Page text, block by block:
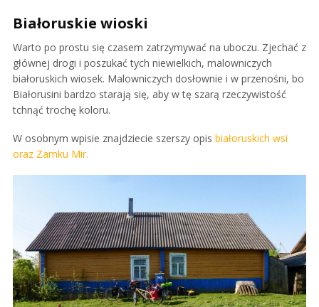
Białoruskie wioski
Warto po prostu się czasem zatrzymywać na uboczu. Zjechać z
głównej drogi i poszukać tych niewielkich, malowniczych
białoruskich wiosek. Malowniczych dosłownie i w przenośni, bo
Białorusini bardzo starają się, aby w tę szarą rzeczywistość
tchnąć trochę koloru.
W osobnym wpisie znajdziecie szerszy opis białoruskich wsi
oraz Zamku Mir.